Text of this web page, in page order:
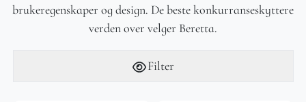
brukeregenskaper og design. De beste konkurranseskyttere
verden over velger Beretta.
Filter